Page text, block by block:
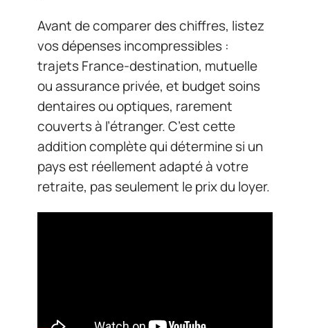
Avant de comparer des chiffres, listez
vos dépenses incompressibles :
trajets France-destination, mutuelle
ou assurance privée, et budget soins
dentaires ou optiques, rarement
couverts à l’étranger. C’est cette
addition complète qui détermine si un
pays est réellement adapté à votre
retraite, pas seulement le prix du loyer.